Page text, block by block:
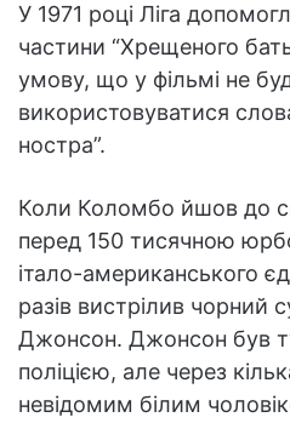
У 1971 році Ліга
частини “Хрещеного
умову, що у фільмі не
використовуватися
ностра”.
Коли Коломбо йшов до
перед 150 тисячною
італо-американського
разів вистрілив чорний
Джонсон. Джонсон був
поліцією, але через
невідомим білим